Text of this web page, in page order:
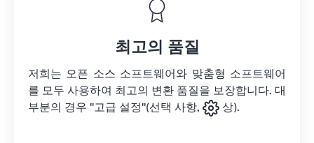
최고의 품질
저희는 오픈 소스 소프트웨어와 맞춤형 소프트웨어
를 모두 사용하여 최고의 변환 품질을 보장합니다. 대
부분의 경우 "고급 설정"(선택 사항,
상).